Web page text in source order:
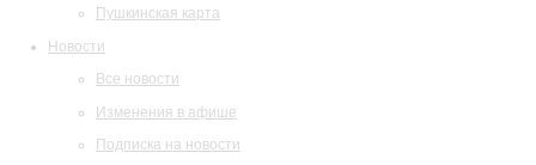
Пушкинская карта
Новости
Все новости
Изменения в афише
Подписка на новости